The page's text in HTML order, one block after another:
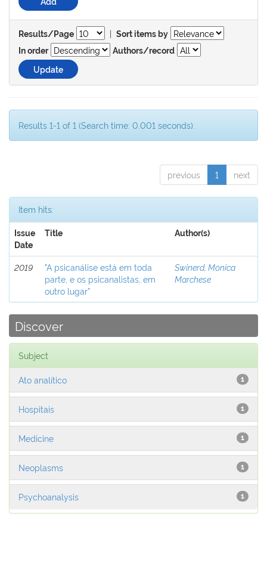
Results/Page | Sort items by
In order
Authors/record
Results 1-1 of 1 (Search time: 0.001 seconds).
previous 1 next
Item hits:
Issue
Date
Title Author(s)
2019
"A psicanálise está em toda
parte, e os psicanalistas, em
outro lugar”
Swinerd, Monica
Marchese
Discover
Subject
1
Ato analítico
1
Hospitais
1
Medicine
1
Neoplasms
1
Psychoanalysis